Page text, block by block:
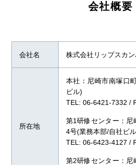
会社概要
会社名 株式会社リップスカ
所在地
本社：尼崎市南塚口
ビル)
TEL: 06-6421-7332 /
第1研修センター：
4号(業務本部/自社ビ
TEL: 06-6423-4127 /
第2研修センター：